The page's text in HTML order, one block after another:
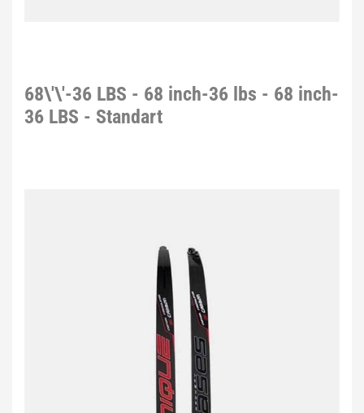
68\'\'-36 LBS - 68 inch-36 lbs - 68 inch-
36 LBS - Standart